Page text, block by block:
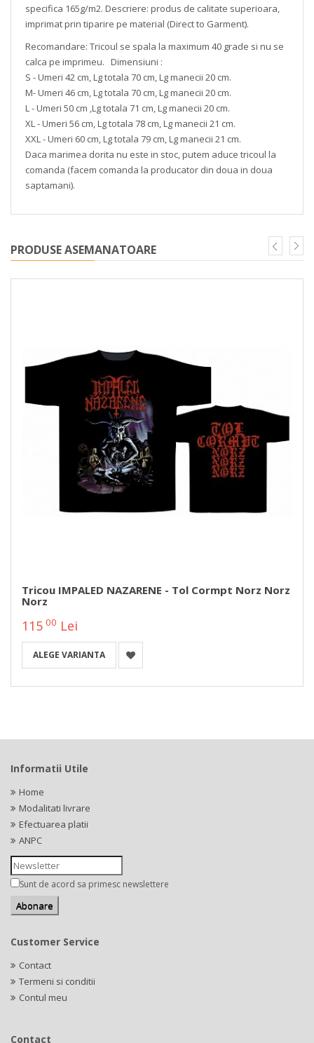
specifica 165g/m2. Descriere: produs de calitate superioara,
imprimat prin tiparire pe material (Direct to Garment).
Recomandare: Tricoul se spala la maximum 40 grade si nu se
calca pe imprimeu. Dimensiuni :
S - Umeri 42 cm, Lg totala 70 cm, Lg manecii 20 cm.
M- Umeri 46 cm, Lg totala 70 cm, Lg manecii 20 cm.
L - Umeri 50 cm ,Lg totala 71 cm, Lg manecii 20 cm.
XL - Umeri 56 cm, Lg totala 78 cm, Lg manecii 21 cm.
XXL - Umeri 60 cm, Lg totala 79 cm, Lg manecii 21 cm.
Daca marimea dorita nu este in stoc, putem aduce tricoul la
comanda (facem comanda la producator din doua in doua
saptamani).
PRODUSE ASEMANATOARE
Tricou IMPALED NAZARENE - Tol Cormpt Norz Norz
Norz
115 00 Lei
ALEGE VARIANTA
Informatii Utile
Home
Modalitati livrare
Efectuarea platii
ANPC
Sunt de acord sa primesc newslettere
Customer Service
Contact
Termeni si conditii
Contul meu
Contact